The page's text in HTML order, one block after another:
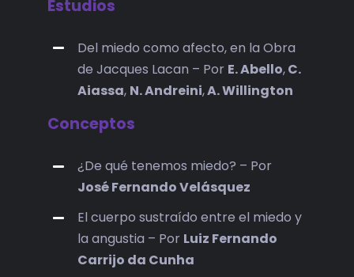
Estudios
Del miedo como afecto, en la Obra
de Jacques Lacan – Por E. Abello,C.
Aiassa, N. Andreini,A. Willington
Conceptos
¿De qué tenemos miedo? – Por
José Fernando Velásquez
El cuerpo sustraído entre el miedo y
la angustia – Por Luiz Fernando
Carrijo da Cunha